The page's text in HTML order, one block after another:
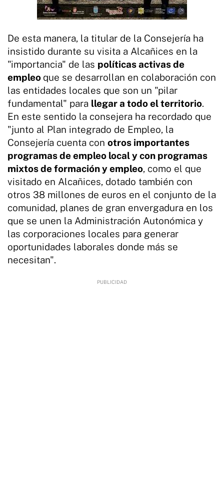
De esta manera, la titular de la Consejería ha
insistido durante su visita a Alcañices en la
"importancia" de las políticas activas de
empleo que se desarrollan en colaboración con
las entidades locales que son un "pilar
fundamental" para llegar a todo el territorio.
En este sentido la consejera ha recordado que
"junto al Plan integrado de Empleo, la
Consejería cuenta con otros importantes
programas de empleo local y con programas
mixtos de formación y empleo, como el que
visitado en Alcañices, dotado también con
otros 38 millones de euros en el conjunto de la
comunidad, planes de gran envergadura en los
que se unen la Administración Autonómica y
las corporaciones locales para generar
oportunidades laborales donde más se
necesitan".